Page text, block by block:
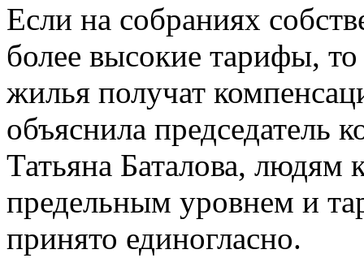
Если на собраниях
более высокие тарифы,
жилья получат
объяснила председатель
Татьяна Баталова,
предельным уровнем и
принято единогласно.